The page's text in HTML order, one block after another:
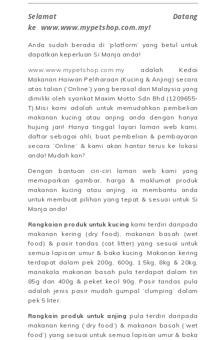
Selamat Datang
ke www.www.mypetshop.com.my!
Anda sudah berada di ‘platform’ yang betul untuk
dapatkan keperluan Si Manja anda!
www.www.mypetshop.com.my adalah Kedai
Makanan Haiwan Peliharaan (Kucing & Anjing) secara
atas talian (‘Online’) yang berasal dari Malaysia yang
dimiliki oleh syarikat Maxim Motto Sdn Bhd (1209655-
T).Misi kami adalah untuk memudahkan pembelian
makanan kucing atau anjing anda dengan hanya
hujung jari! Hanya tinggal layari laman web kami,
daftar sebagai ahli, buat pembelian & pembayaran
secara ‘Online’ & kami akan hantar terus ke lokasi
anda! Mudah kan?
Dengan bantuan ciri-ciri laman web kami yang
memaparkan gambar, harga & maklumat produk
makanan kucing atau anjing, ia membantu anda
untuk membuat pilihan yang tepat & sesuai untuk Si
Manja anda!
Rangkaian produk untuk kucing kami terdiri daripada
makanan kering (dry food), makanan basah (wet
food) & pasir tandas (cat litter) yang sesuai untuk
semua lapisan umur & baka kucing .Makanan kering
terdapat dalam pek 200g, 600g, 1.5kg, 8kg & 20kg,
manakala makanan basah pula terdapat dalam tin
85g dan 400g & peket kecil 90g. Pasir tandas pula
adalah jenis pasir mudah gumpal ‘clumping’ dalam
pek 5 liter.
Rangkain produk untuk anjing pula terdiri daripada
makanan kering (‘dry food’) & makanan basah (‘wet
food’) yang sesuai untuk semua lapisan umur & baka